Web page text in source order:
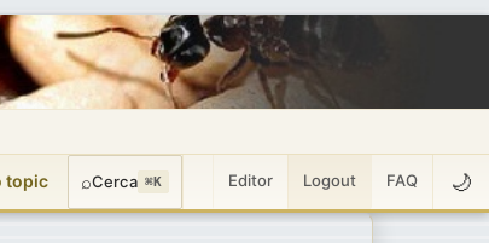
topic ⌕Cerca ⌘K Editor Logout FAQ 🌙